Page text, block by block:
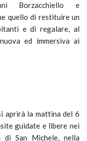
Borzacchiello e
quello di restituire un
e di regalare, al
ed immersiva ai
aprirà la mattina del 6
guidate e libere nei
di San Michele, nella